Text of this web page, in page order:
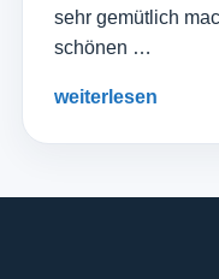
sehr gemütlich
schönen …
weiterlesen